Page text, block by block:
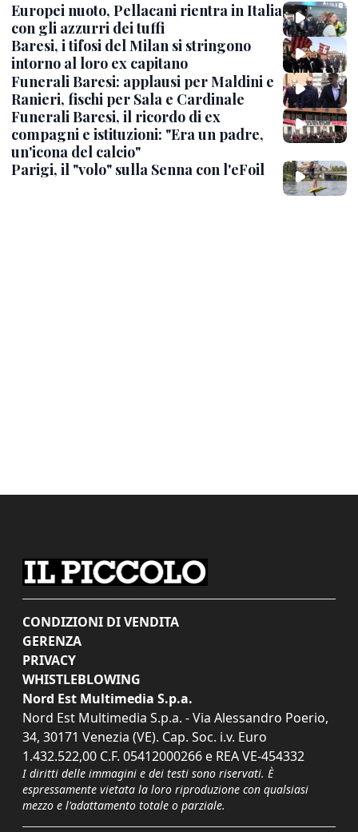
Europei nuoto, Pellacani rientra in Italia
con gli azzurri dei tuffi
Baresi, i tifosi del Milan si stringono
intorno al loro ex capitano
Funerali Baresi: applausi per Maldini e
Ranieri, fischi per Sala e Cardinale
Funerali Baresi, il ricordo di ex
compagni e istituzioni: "Era un padre,
un'icona del calcio"
Parigi, il "volo" sulla Senna con l'eFoil
CONDIZIONI DI VENDITA
GERENZA
PRIVACY
WHISTLEBLOWING
Nord Est Multimedia S.p.a.
Nord Est Multimedia S.p.a. - Via Alessandro Poerio,
34, 30171 Venezia (VE). Cap. Soc. i.v. Euro
1.432.522,00 C.F. 05412000266 e REA VE-454332
I diritti delle immagini e dei testi sono riservati. È
espressamente vietata la loro riproduzione con qualsiasi
mezzo e l'adattamento totale o parziale.